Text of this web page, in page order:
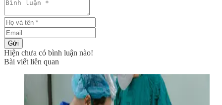
Gửi
Hiện chưa có bình luận nào!
Bài viết liên quan